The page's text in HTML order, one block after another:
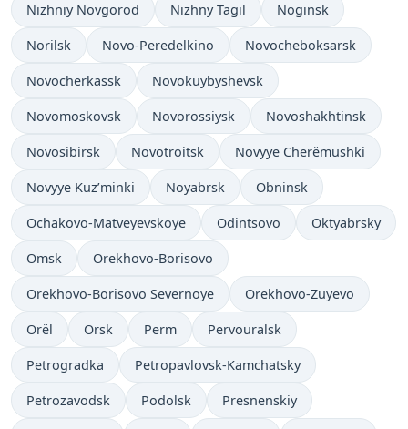
Nizhniy Novgorod Nizhny Tagil Noginsk
Norilsk Novo-Peredelkino Novocheboksarsk
Novocherkassk Novokuybyshevsk
Novomoskovsk Novorossiysk Novoshakhtinsk
Novosibirsk Novotroitsk Novyye Cherëmushki
Novyye Kuz’minki Noyabrsk Obninsk
Ochakovo-Matveyevskoye Odintsovo Oktyabrsky
Omsk Orekhovo-Borisovo
Orekhovo-Borisovo Severnoye Orekhovo-Zuyevo
Orël Orsk Perm Pervouralsk
Petrogradka Petropavlovsk-Kamchatsky
Petrozavodsk Podolsk Presnenskiy